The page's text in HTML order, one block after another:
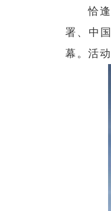
恰
署、 中
幕。活